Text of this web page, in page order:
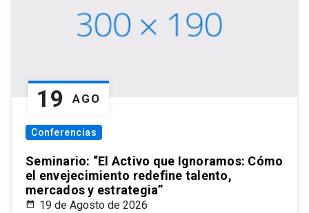
19 AGO
Conferencias
Seminario: “El Activo que Ignoramos: Cómo
el envejecimiento redefine talento,
mercados y estrategia”
19 de Agosto de 2026